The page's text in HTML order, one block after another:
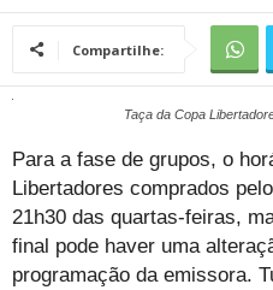
Compartilhe:
Taça da Copa
Para a fase de grupos, o
Libertadores comprados
21h30 das quartas-feiras,
final pode haver uma
programação da emissora.